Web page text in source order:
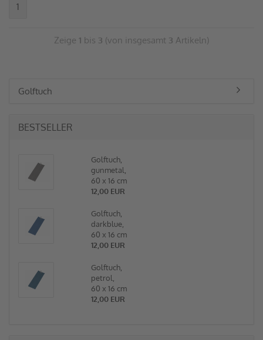
1
Zeige 1 bis 3 (von insgesamt 3 Artikeln)
Golftuch
BESTSELLER
Golftuch,
gunmetal,
60 x 16 cm
12,00 EUR
Golftuch,
darkblue,
60 x 16 cm
12,00 EUR
Golftuch,
petrol,
60 x 16 cm
12,00 EUR